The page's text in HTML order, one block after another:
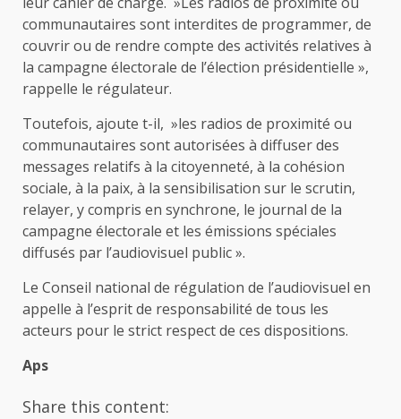
communautaires sont interdites de programmer, de
couvrir ou de rendre compte des activités relatives à
la campagne électorale de l’élection présidentielle »,
rappelle le régulateur.
Toutefois, ajoute t-il, »les radios de proximité ou
communautaires sont autorisées à diffuser des
messages relatifs à la citoyenneté, à la cohésion
sociale, à la paix, à la sensibilisation sur le scrutin,
relayer, y compris en synchrone, le journal de la
campagne électorale et les émissions spéciales
diffusés par l’audiovisuel public ».
Le Conseil national de régulation de l’audiovisuel en
appelle à l’esprit de responsabilité de tous les
acteurs pour le strict respect de ces dispositions.
Aps
Share this content: